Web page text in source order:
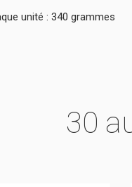
unité : 340 grammes
30